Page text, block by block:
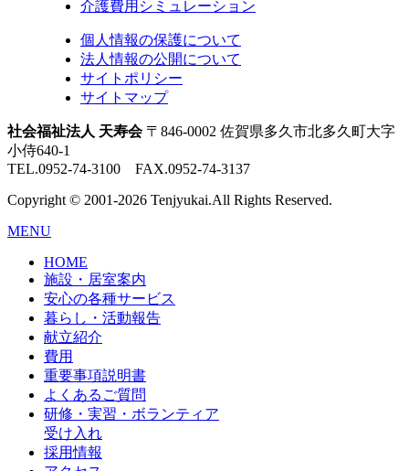
介護費用シミュレーション
個人情報の保護について
法人情報の公開について
サイトポリシー
サイトマップ
社会福祉法人 天寿会 〒846-0002 佐賀県多久市北多久町大字
小侍640-1
TEL.0952-74-3100 FAX.0952-74-3137
Copyright © 2001-2026 Tenjyukai.All Rights Reserved.
MENU
HOME
施設・居室案内
安心の各種サービス
暮らし・活動報告
献立紹介
費用
重要事項説明書
よくあるご質問
研修・実習・ボランティア
受け入れ
採用情報